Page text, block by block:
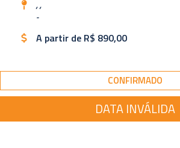
, ,
-
A partir de R$ 890,00
CONFIRMADO
DATA INVÁLIDA